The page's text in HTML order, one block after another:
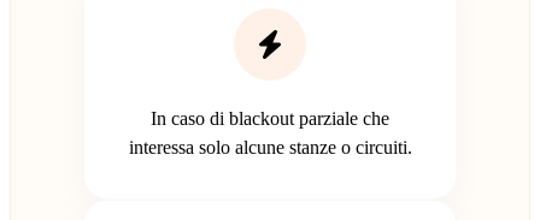
In caso di blackout parziale che
interessa solo alcune stanze o circuiti.